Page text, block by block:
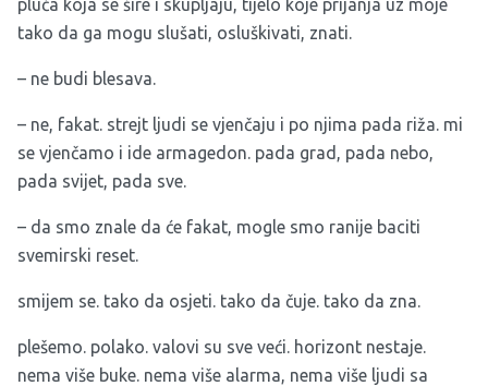
pluća koja se šire i skupljaju, tijelo koje prijanja uz moje
tako da ga mogu slušati, osluškivati, znati.
– ne budi blesava.
– ne, fakat. strejt ljudi se vjenčaju i po njima pada riža. mi
se vjenčamo i ide armagedon. pada grad, pada nebo,
pada svijet, pada sve.
– da smo znale da će fakat, mogle smo ranije baciti
svemirski reset.
smijem se. tako da osjeti. tako da čuje. tako da zna.
plešemo. polako. valovi su sve veći. horizont nestaje.
nema više buke. nema više alarma, nema više ljudi sa